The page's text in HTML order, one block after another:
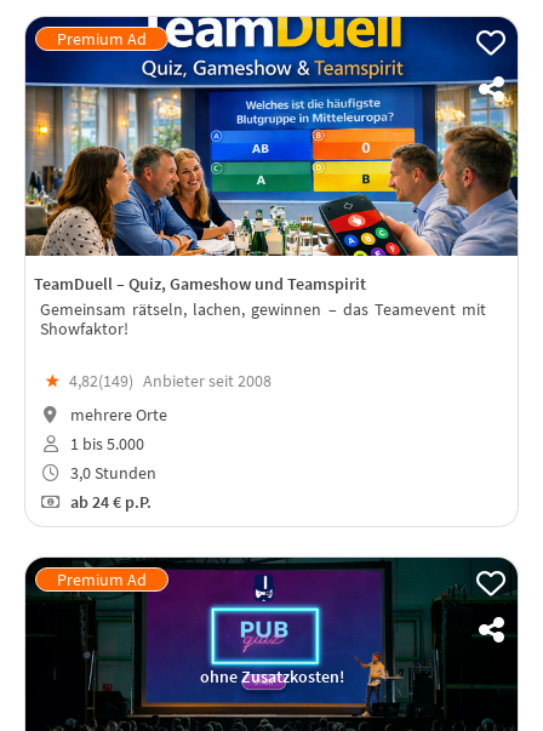
TeamDuell – Quiz, Gameshow und Teamspirit
Gemeinsam rätseln, lachen, gewinnen – das Teamevent mit
Showfaktor!
★ 4,82(149) Anbieter seit 2008
mehrere Orte
1 bis 5.000
3,0 Stunden
ab24 € p.P.
ohne Zusatzkosten!